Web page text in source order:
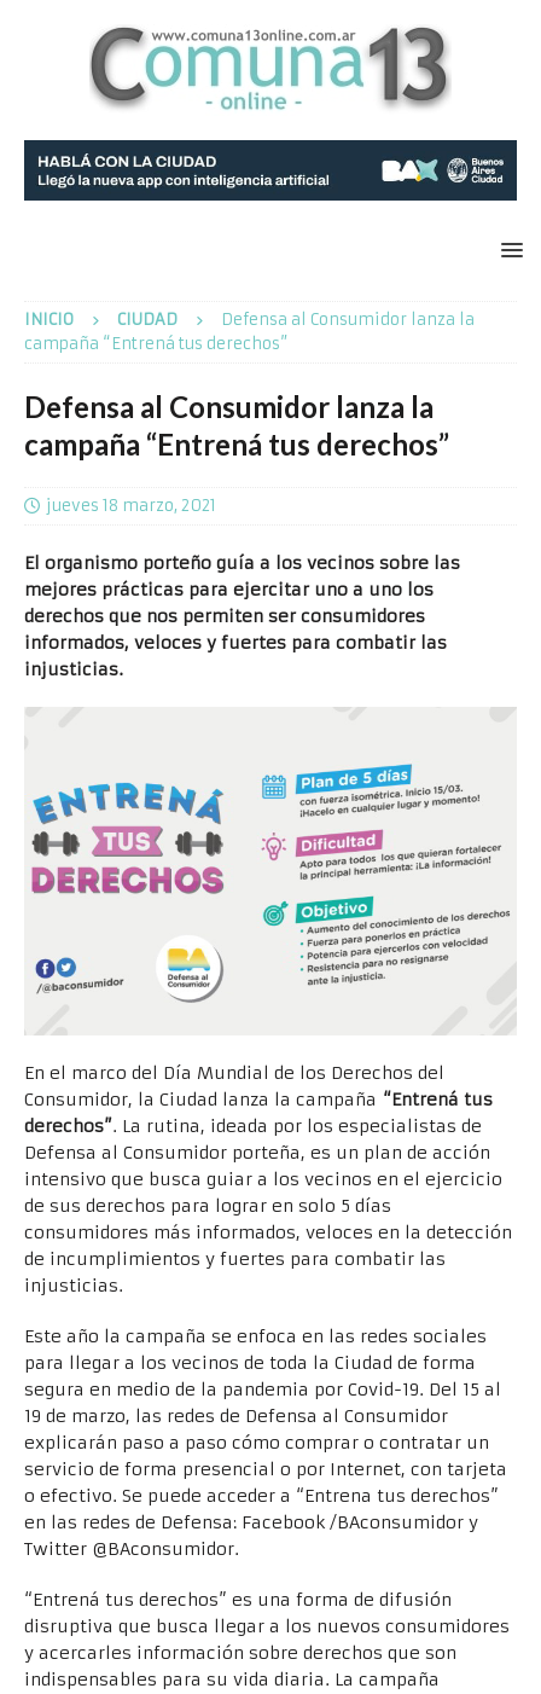
INICIO CIUDAD
Defensa al Consumidor lanza la
campaña “Entrená tus derechos”
Defensa al Consumidor lanza la
campaña “Entrená tus derechos”
jueves 18 marzo, 2021
El organismo porteño guía a los vecinos sobre las
mejores prácticas para ejercitar uno a uno los
derechos que nos permiten ser consumidores
informados, veloces y fuertes para combatir las
injusticias.
En el marco del Día Mundial de los Derechos del
Consumidor, la Ciudad lanza la campaña “Entrená tus
derechos”. La rutina, ideada por los especialistas de
Defensa al Consumidor porteña, es un plan de acción
intensivo que busca guiar a los vecinos en el ejercicio
de sus derechos para lograr en solo 5 días
consumidores más informados, veloces en la detección
de incumplimientos y fuertes para combatir las
injusticias.
Este año la campaña se enfoca en las redes sociales
para llegar a los vecinos de toda la Ciudad de forma
segura en medio de la pandemia por Covid-19. Del 15 al
19 de marzo, las redes de Defensa al Consumidor
explicarán paso a paso cómo comprar o contratar un
servicio de forma presencial o por Internet, con tarjeta
o efectivo. Se puede acceder a “Entrena tus derechos”
en las redes de Defensa: Facebook /BAconsumidor y
Twitter @BAconsumidor.
“Entrená tus derechos” es una forma de difusión
disruptiva que busca llegar a los nuevos consumidores
y acercarles información sobre derechos que son
indispensables para su vida diaria. La campaña